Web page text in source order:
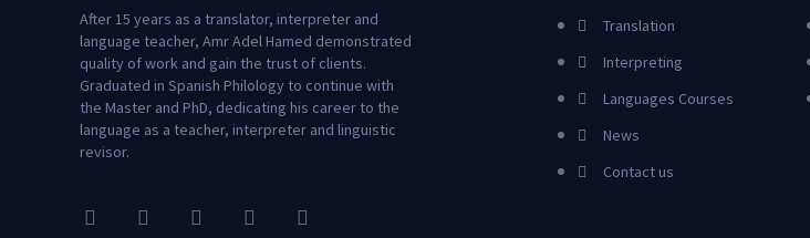
After 15 years as a translator, interpreter and
language teacher, Amr Adel Hamed demonstrated
quality of work and gain the trust of clients.
Graduated in Spanish Philology to continue with
the Master and PhD, dedicating his career to the
language as a teacher, interpreter and linguistic
revisor.
Translation
Interpreting
Languages Courses
News
Contact us